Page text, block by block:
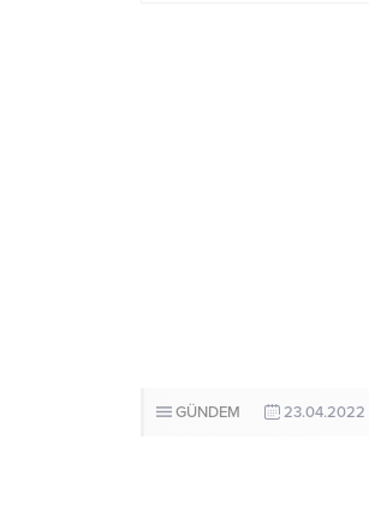
GÜNDEM 23.04.2022